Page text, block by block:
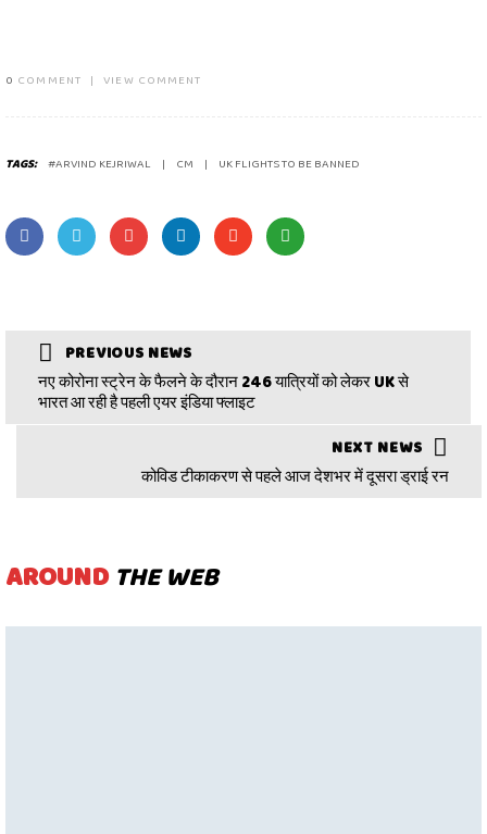
0 COMMENT | VIEW COMMENT
TAGS: #ARVIND KEJRIWAL CM UK FLIGHTS TO BE BANNED
PREVIOUS NEWS
नए कोरोना स्ट्रेन के फैलने के दौरान 246 यात्रियों को लेकर UK से
भारत आ रही है पहली एयर इंडिया फ्लाइट
NEXT NEWS
कोविड टीकाकरण से पहले आज देशभर में दूसरा ड्राई रन
AROUND THE WEB